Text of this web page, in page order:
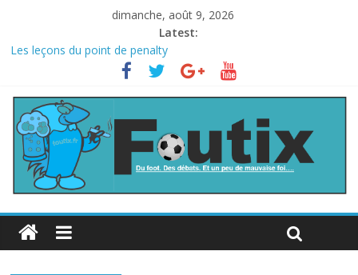
dimanche, août 9, 2026
Latest:
Les leçons du point de penalty
Le football italien retombe dans le chaos
La FIFA veut vendre une part de la Coupe du monde à des fonds
privés, la planète football s’insurge
Les curiosités de la Coupe du monde
L’Inde et la Chine, trop mauvais au football ?